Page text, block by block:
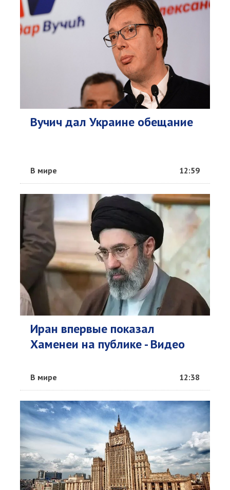
Вучич дал Украине обещание
В мире 12:59
Иран впервые показал
Хаменеи на публике - Видео
В мире 12:38